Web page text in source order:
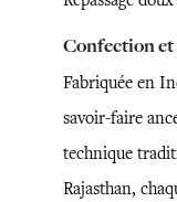
Confection
Fabriquée en
savoir-faire
technique
Rajasthan,